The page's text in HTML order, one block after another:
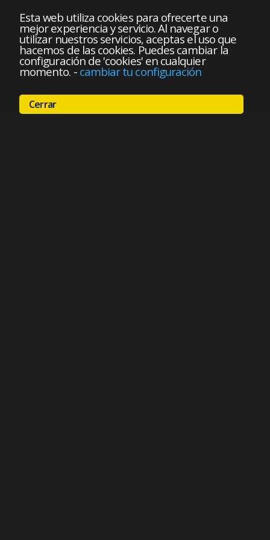
Esta web utiliza cookies para ofrecerte una
mejor experiencia y servicio. Al navegar o
utilizar nuestros servicios, aceptas el uso que
hacemos de las cookies. Puedes cambiar la
configuración de 'cookies' en cualquier
momento. - cambiar tu configuración
Cerrar